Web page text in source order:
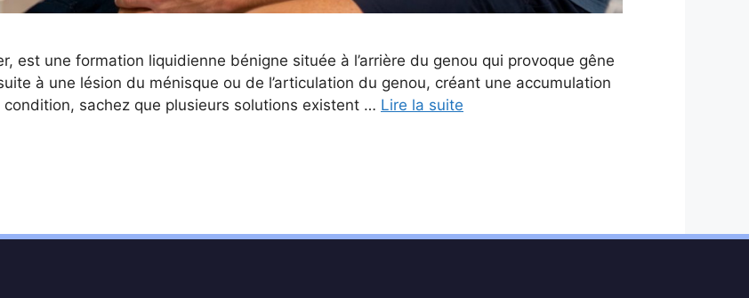
est une formation liquidienne bénigne située à l’arrière du genou qui provoque gêne
à une lésion du ménisque ou de l’articulation du genou, créant une accumulation
sachez que plusieurs solutions existent … Lire la suite